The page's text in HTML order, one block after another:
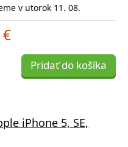
v utorok 11. 08.
Pridať do košíka
iPhone 5, SE,